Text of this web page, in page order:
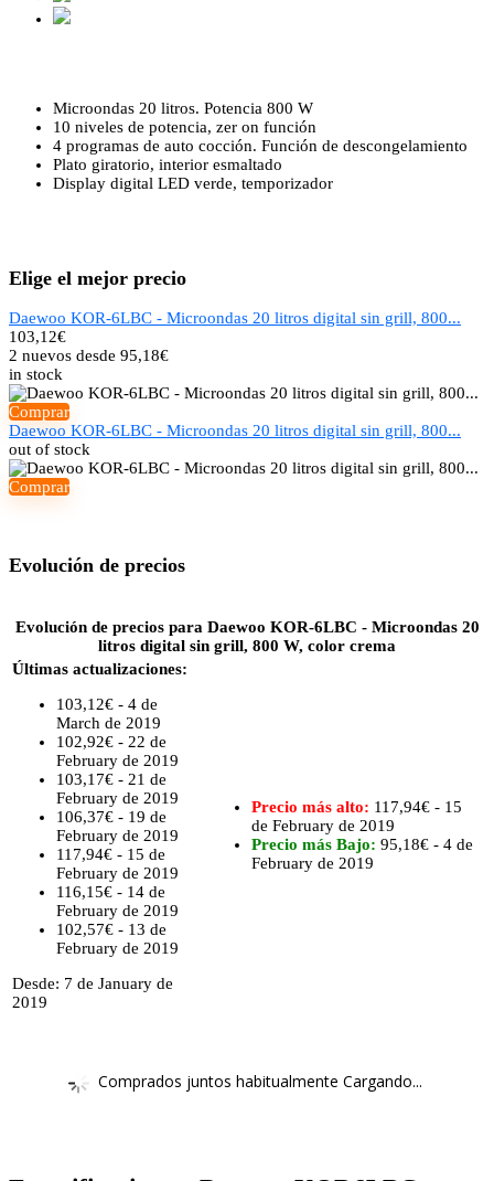
Microondas 20 litros. Potencia 800 W
10 niveles de potencia, zer on función
4 programas de auto cocción. Función de descongelamiento
Plato giratorio, interior esmaltado
Display digital LED verde, temporizador
Elige el mejor precio
Daewoo KOR-6LBC - Microondas 20 litros digital sin grill, 800...
103,12€
2 nuevos desde 95,18€
in stock
Comprar
Daewoo KOR-6LBC - Microondas 20 litros digital sin grill, 800...
out of stock
Comprar
Evolución de precios
Evolución de precios para Daewoo KOR-6LBC - Microondas 20
litros digital sin grill, 800 W, color crema
Últimas actualizaciones:
103,12€ - 4 de
March de 2019
102,92€ - 22 de
February de 2019
103,17€ - 21 de
February de 2019
106,37€ - 19 de
February de 2019
117,94€ - 15 de
February de 2019
116,15€ - 14 de
February de 2019
102,57€ - 13 de
February de 2019
Desde: 7 de January de
2019
Precio más alto: 117,94€ - 15
de February de 2019
Precio más Bajo: 95,18€ - 4 de
February de 2019
Comprados juntos habitualmente Cargando...